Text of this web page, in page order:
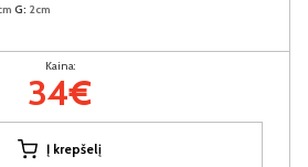
G: 2cm
Kaina:
34€
Į krepšelį